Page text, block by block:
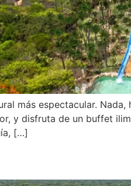
más espectacular.
y disfruta de un buffet
[…]